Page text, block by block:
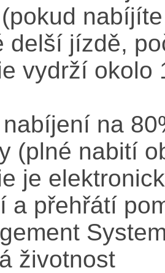
delší jízdě,
vydrží okolo
na
(plné nabití
je
a přehřátí
životnost